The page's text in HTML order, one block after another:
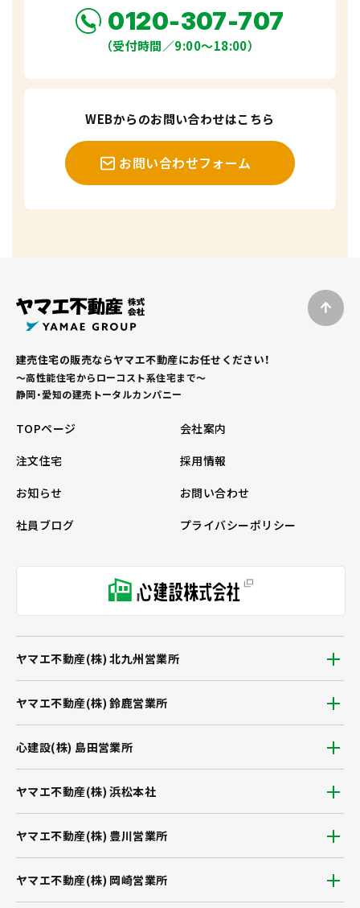
0120-307-707
（受付時間／9:00〜18:00）
WEBからのお問い合わせはこちら
お問い合わせフォーム
建売住宅の販売ならヤマエ不動産にお任せください！
～高性能住宅からローコスト系住宅まで～
静岡・愛知の建売トータルカンパニー
TOPページ
会社案内
注文住宅
採用情報
お知らせ
お問い合わせ
社員ブログ
プライバシーポリシー
ヤマエ不動産(株) 浜松本社
ヤマエ不動産(株) 豊川営業所
ヤマエ不動産(株) 岡崎営業所
ヤマエ不動産(株) 北九州営業所
ヤマエ不動産(株) 鈴鹿営業所
心建設(株) 島田営業所